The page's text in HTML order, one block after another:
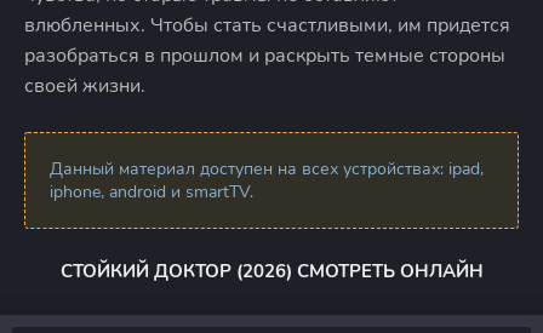
влюбленных. Чтобы стать счастливыми, им придется
разобраться в прошлом и раскрыть темные стороны
своей жизни.
Данный материал доступен на всех устройствах: ipad,
iphone, android и smartTV.
СТОЙКИЙ ДОКТОР (2026) СМОТРЕТЬ ОНЛАЙН